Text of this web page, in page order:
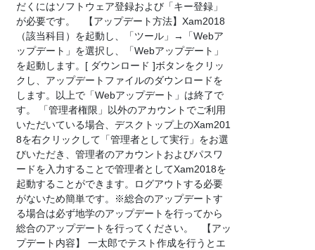
だくにはソフトウェア登録および「キー登録」
が必要です。 【アップデート方法】Xam2018
（該当科目）を起動し、「ツール」→「Webア
ップデート」を選択し、「Webアップデート」
を起動します。[ ダウンロード ]ボタンをクリッ
クし、アップデートファイルのダウンロードを
します。以上で「Webアップデート」は終了で
す。 「管理者権限」以外のアカウントでご利用
いただいている場合、デスクトップ上のXam201
8を右クリックして「管理者として実行」をお選
びいただき、管理者のアカウントおよびパスワ
ードを入力することで管理者としてXam2018を
起動することができます。ログアウトする必要
がないため簡単です。※総合のアップデートす
る場合は必ず地学のアップデートを行ってから
総合のアップデートを行ってください。 【アッ
プデート内容】 一太郎でテスト作成を行うとエ